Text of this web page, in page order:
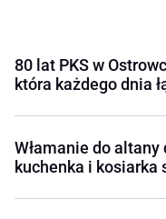
80 lat PKS w
która każdego dnia
Włamanie do altany
kuchenka i kosiarka